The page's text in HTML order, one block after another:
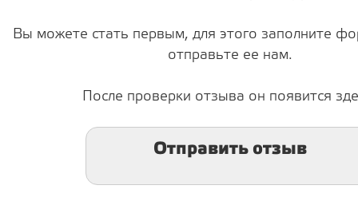
Вы можете стать первым, для этого заполните
отправьте ее нам.
После проверки отзыва он появится
Отправить отзыв